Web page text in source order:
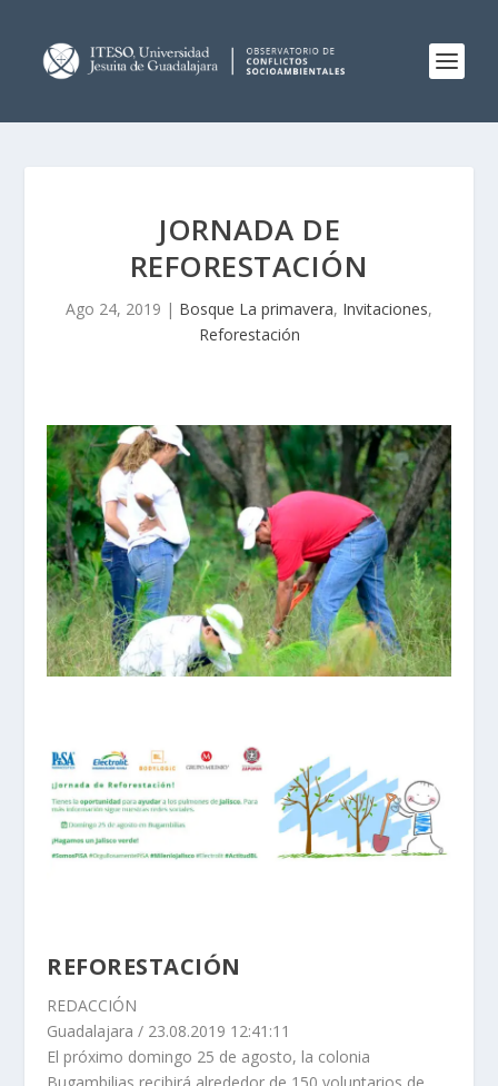
JORNADA DE
REFORESTACIÓN
Ago 24, 2019 | Bosque La primavera, Invitaciones,
Reforestación
REFORESTACIÓN
REDACCIÓN
Guadalajara / 23.08.2019 12:41:11
El próximo domingo 25 de agosto, la colonia